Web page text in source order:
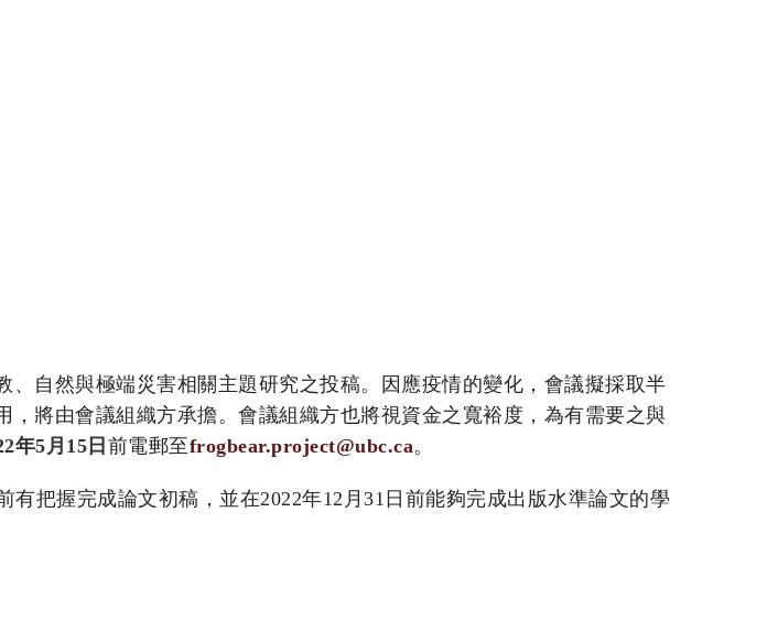
自然與極端災害相關主題研究之投稿。因應疫情的變化，會議擬採取半
將由會議組織方承擔。會議組織方也將視資金之寬裕度，為有需要之與
年5月15日 前電郵至frogbear.project@ubc.ca。
把握完成論文初稿，並在2022年12月31日前能夠完成出版水準論文的學